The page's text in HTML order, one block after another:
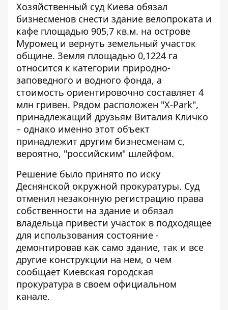
Хозяйственный суд Киева обязал
бизнесменов снести здание велопроката и
кафе площадью 905,7 кв.м. на острове
Муромец и вернуть земельный участок
общине. Земля площадью 0,1224 га
относится к категории природно-
заповедного и водного фонда, а
стоимость ориентировочно составляет 4
млн гривен. Рядом расположен "X-Park",
принадлежащий друзьям Виталия Кличко
– однако именно этот объект
принадлежит другим бизнесменам с,
вероятно, "российским" шлейфом.
Решение было принято по иску
Деснянской окружной прокуратуры. Суд
отменил незаконную регистрацию права
собственности на здание и обязал
владельца привести участок в подходящее
для использования состояние -
демонтировав как само здание, так и все
другие конструкции на нем, о чем
сообщает Киевская городская
прокуратура в своем официальном
канале.